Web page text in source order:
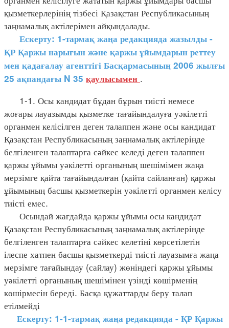
қызметкерлерінің тізбесі Қазақстан Республикасының
заңнамалық актілерімен айқындалады.
Ескерту: 1-тармақ жаңа редакцияда жазылды -
ҚР Қаржы нарығын және қаржы ұйымдарын реттеу
мен қадағалау агенттігі Басқармасының 2006 жылғы
25 ақпандағы N 35 қаулысымен .
1-1. Осы кандидат бұдан бұрын тиісті немесе
жоғары лауазымды қызметке тағайындалуға уәкілетті
органмен келісілген деген талаппен және осы кандидат
Қазақстан Республикасының заңнамалық актілерінде
белгіленген талаптарға сәйкес келеді деген талаппен
қаржы ұйымы уәкілетті органының шешімімен жаңа
мерзімге қайта тағайындалған (қайта сайланған) қаржы
ұйымының басшы қызметкерін уәкілетті органмен келісу
тиісті емес.
Осындай жағдайда қаржы ұйымы осы кандидат
Қазақстан Республикасының заңнамалық актілерінде
белгіленген талаптарға сәйкес келетіні көрсетілетін
ілеспе хатпен басшы қызметкерді тиісті лауазымға жаңа
мерзімге тағайындау (сайлау) жөніндегі қаржы ұйымы
уәкілетті органының шешімінен үзінді көшірменің
көшірмесін береді. Басқа құжаттарды беру талап
етілмейді
Ескерту: 1-1-тармақ жаңа редакцияда - ҚР Қаржы